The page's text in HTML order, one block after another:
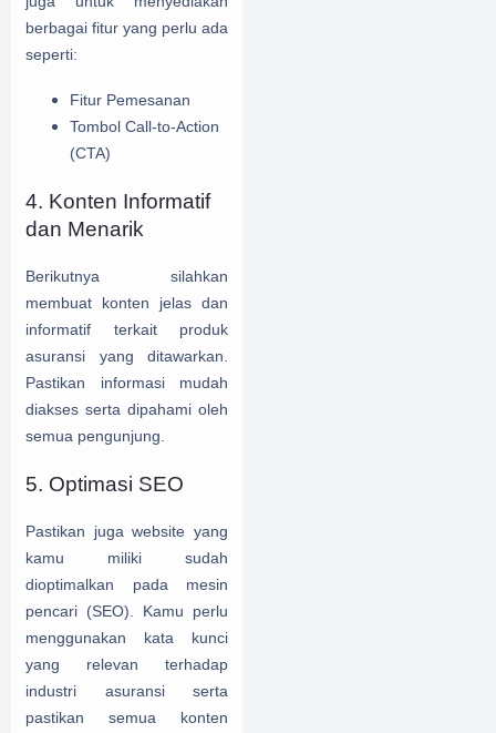
berbagai fitur yang perlu ada
seperti:
Fitur Pemesanan
Tombol Call-to-Action
(CTA)
4. Konten Informatif
dan Menarik
Berikutnya silahkan
membuat konten jelas dan
informatif terkait produk
asuransi yang ditawarkan.
Pastikan informasi mudah
diakses serta dipahami oleh
semua pengunjung.
5. Optimasi SEO
Pastikan juga website yang
kamu miliki sudah
dioptimalkan pada mesin
pencari (SEO). Kamu perlu
menggunakan kata kunci
yang relevan terhadap
industri asuransi serta
pastikan semua konten